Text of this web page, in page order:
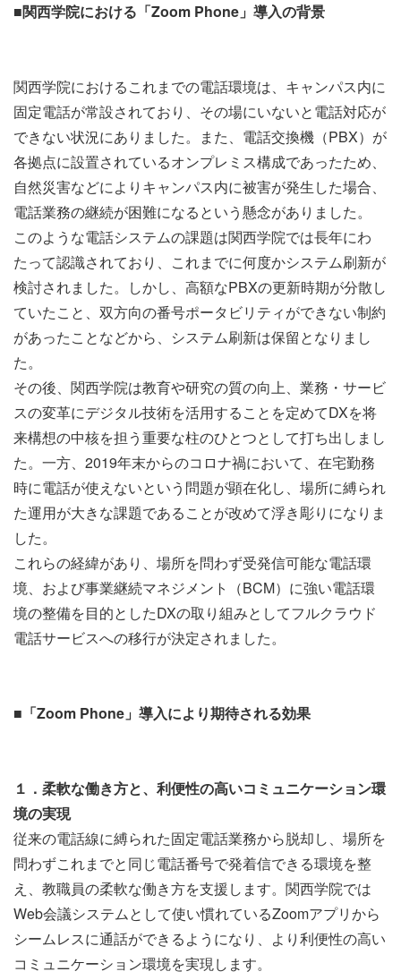
■関西学院における「Zoom Phone」導入の背景
関西学院におけるこれまでの電話環境は、キャンパス内に
固定電話が常設されており、その場にいないと電話対応が
できない状況にありました。また、電話交換機（PBX）が
各拠点に設置されているオンプレミス構成であったため、
自然災害などによりキャンパス内に被害が発生した場合、
電話業務の継続が困難になるという懸念がありました。
このような電話システムの課題は関西学院では長年にわ
たって認識されており、これまでに何度かシステム刷新が
検討されました。しかし、高額なPBXの更新時期が分散し
ていたこと、双方向の番号ポータビリティができない制約
があったことなどから、システム刷新は保留となりまし
た。
その後、関西学院は教育や研究の質の向上、業務・サービ
スの変革にデジタル技術を活用することを定めてDXを将
来構想の中核を担う重要な柱のひとつとして打ち出しまし
た。一方、2019年末からのコロナ禍において、在宅勤務
時に電話が使えないという問題が顕在化し、場所に縛られ
た運用が大きな課題であることが改めて浮き彫りになりま
した。
これらの経緯があり、場所を問わず受発信可能な電話環
境、および事業継続マネジメント（BCM）に強い電話環
境の整備を目的としたDXの取り組みとしてフルクラウド
電話サービスへの移行が決定されました。
■「Zoom Phone」導入により期待される効果
１．柔軟な働き方と、利便性の高いコミュニケーション環
境の実現
従来の電話線に縛られた固定電話業務から脱却し、場所を
問わずこれまでと同じ電話番号で発着信できる環境を整
え、教職員の柔軟な働き方を支援します。関西学院では
Web会議システムとして使い慣れているZoomアプリから
シームレスに通話ができるようになり、より利便性の高い
コミュニケーション環境を実現します。